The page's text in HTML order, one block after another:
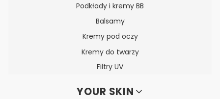
Podkłady i kremy BB
Balsamy
Kremy pod oczy
Kremy do twarzy
Filtry UV
YOUR SKIN